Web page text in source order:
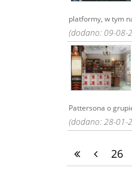
platformy, w tym
(dodano: 09-08-
Pattersona o
(dodano: 28-01-
26